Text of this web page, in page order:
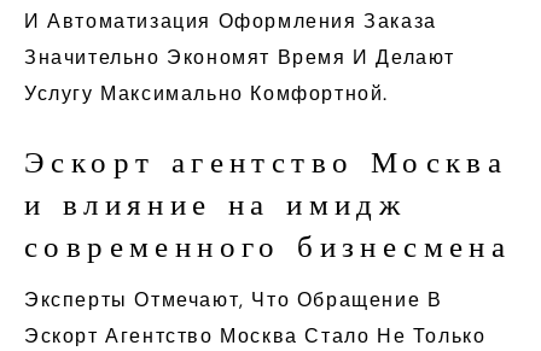
И Автоматизация Оформления Заказа
Значительно Экономят Время И Делают
Услугу Максимально Комфортной.
Эскорт агентство Москва
и влияние на имидж
современного бизнесмена
Эксперты Отмечают, Что Обращение В
Эскорт Агентство Москва Стало Не Только